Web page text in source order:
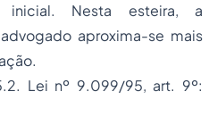
Nesta esteira, a
aproxima-se mais
95, art. 9º: